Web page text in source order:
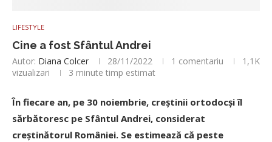
LIFESTYLE
Cine a fost Sfântul Andrei
Autor: Diana Colcer 28/11/2022 1 comentariu
1,1K
vizualizari
3 minute timp estimat
În fiecare an, pe 30 noiembrie, creștinii ortodocși îl
sărbătoresc pe Sfântul Andrei, considerat
creștinătorul României. Se estimează că peste